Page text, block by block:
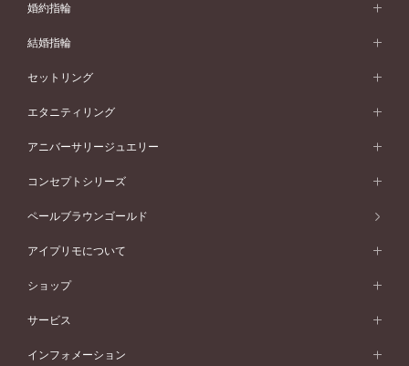
婚約指輪
婚約指輪 (エンゲージリング)
婚約指輪一覧
ピンクゴールド
ペールブラウンゴールド
ウェーブライン
V字ライン
ワンサイドメレ
ダブルサイドメレ
シンプル
フェミニン
モード
50万円台～
40万円台～
30万円台～
婚約指輪 人気ランキング
婚約ネックレス
ダイヤモンドシェイプコレクション
結婚指輪
結婚指輪 (マリッジリング)
結婚指輪一覧
ピンクゴールド
ペールブラウンゴールド
ウェーブライン
V字ライン
ワンメレ
セベラルメレ
シンプル
フェミニン
モード
50万円～
40万円～50万円
セットリング
セットリング
セットリング一覧
ピンクゴールド
ペールブラウンゴールド
エタニティリング
エタニティリング
エタニティリング一覧
ピンクゴールド
ペールブラウンゴールド
アニバーサリージュエリー
アニバーサリージュエリー
アニバーサリージュエリー一覧
ファッションリング
ブレスレット
コンセプトシリーズ
コンセプトシリーズ
オリジンビリーフ
エトワル
スワハ
ペールブラウンゴールド
アイプリモについて
アイプリモについて
パーソナルハンド診断
デザインへのこだわり
ショップ
店舗一覧
北海道
サービス
プロポーズサポート
インフォメーション